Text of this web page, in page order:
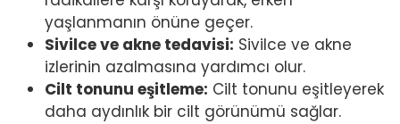
yaşlanmanın önüne geçer.
Sivilce ve akne tedavisi: Sivilce ve akne
izlerinin azalmasına yardımcı olur.
Cilt tonunu eşitleme: Cilt tonunu eşitleyerek
daha aydınlık bir cilt görünümü sağlar.